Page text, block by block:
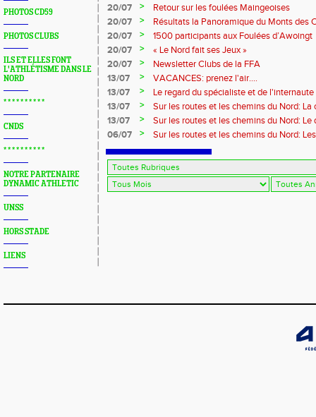
PHOTOS CD59
PHOTOS CLUBS
ILS ET ELLES FONT
L'ATHLÉTISME DANS LE
NORD
* * * * * * * * * *
CNDS
* * * * * * * * * *
NOTRE PARTENAIRE
DYNAMIC ATHLETIC
UNSS
HORS STADE
LIENS
20/07
>
Retour sur les foulées Maingeoises
20/07
>
Résultats la Panoramique du Monts des
20/07
>
1500 participants aux Foulées d’Awoingt
20/07
>
« Le Nord fait ses Jeux »
20/07
>
Newsletter Clubs de la FFA
13/07
>
VACANCES: prenez l'air....
13/07
>
Le regard du spécialiste et de l'internaute
13/07
>
Sur les routes et les chemins du Nord: La
13/07
>
Sur les routes et les chemins du Nord:
06/07
> Sur les routes et les chemins du Nord: